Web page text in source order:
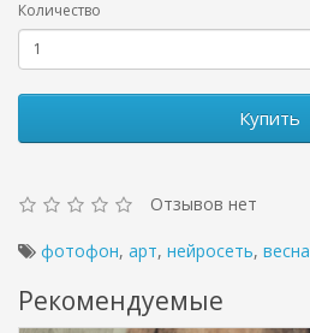
Количество
Купить
Отзывов нет
фотофон, арт, нейросеть, весна
Рекомендуемые